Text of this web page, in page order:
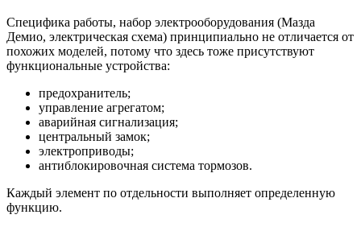
Специфика работы, набор электрооборудования (Мазда
Демио, электрическая схема) принципиально не отличается от
похожих моделей, потому что здесь тоже присутствуют
функциональные устройства:
предохранитель;
управление агрегатом;
аварийная сигнализация;
центральный замок;
электроприводы;
антиблокировочная система тормозов.
Каждый элемент по отдельности выполняет определенную
функцию.